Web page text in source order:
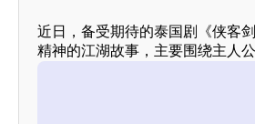
近日，备受期待的泰国剧《侠客
精神的江湖故事，主要围绕主人